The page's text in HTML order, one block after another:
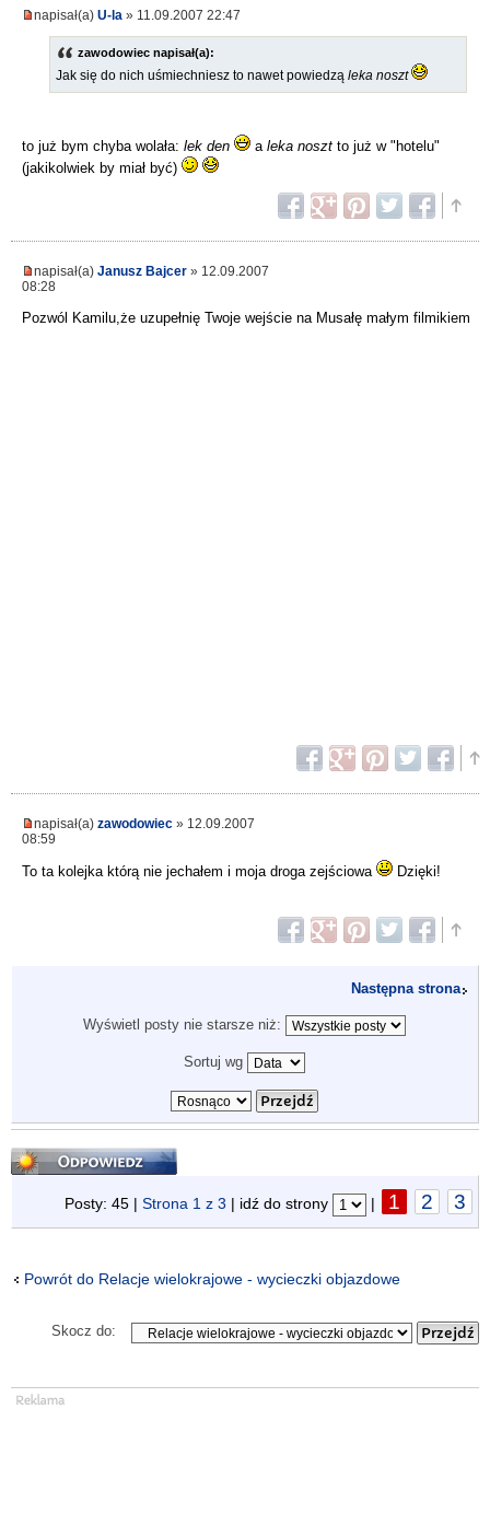
napisał(a) U-la » 11.09.2007 22:47
zawodowiec napisał(a):
Jak się do nich uśmiechniesz to nawet powiedzą leka noszt
to już bym chyba wolała: lek den a leka noszt to już w "hotelu"
(jakikolwiek by miał być)
napisał(a) Janusz Bajcer » 12.09.2007
08:28
Pozwól Kamilu,że uzupełnię Twoje wejście na Musałę małym filmikiem
napisał(a) zawodowiec » 12.09.2007
08:59
To ta kolejka którą nie jechałem i moja droga zejściowa Dzięki!
Następna strona
Wyświetl posty nie starsze niż:
Sortuj wg
Odpowiedz
Posty: 45 | Strona 1 z 3 | idź do strony | 1 2 3
Powrót do Relacje wielokrajowe - wycieczki objazdowe
Skocz do: